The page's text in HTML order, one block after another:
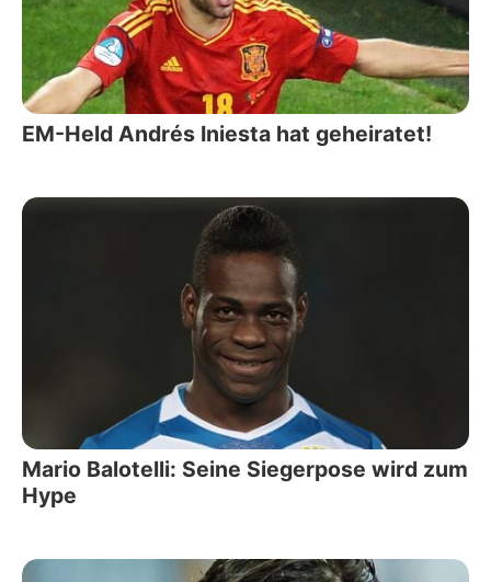
EM-Held Andrés Iniesta hat geheiratet!
Mario Balotelli: Seine Siegerpose wird zum
Hype